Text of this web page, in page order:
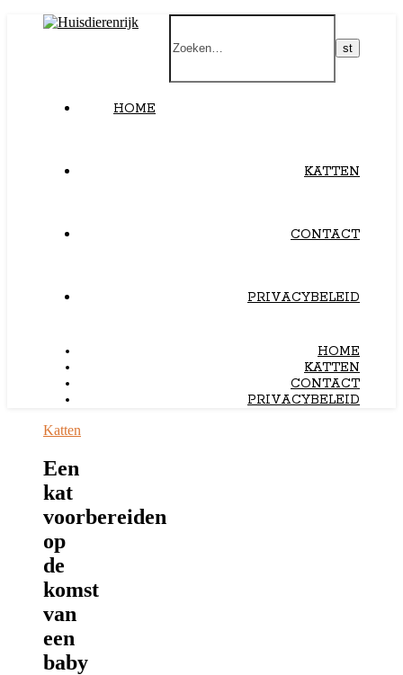
HOME
KATTEN
CONTACT
PRIVACYBELEID
HOME
KATTEN
CONTACT
PRIVACYBELEID
Katten
Een
kat
voorbereiden
op
de
komst
van
een
baby